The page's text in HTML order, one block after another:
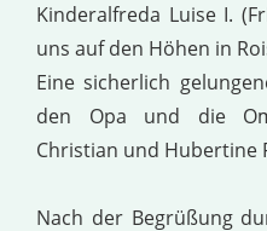
Kinderalfreda Luise I.
uns auf den Höhen in
Eine sicherlich
den Opa und die
Christian und Hubertine
Nach der Begrüßung